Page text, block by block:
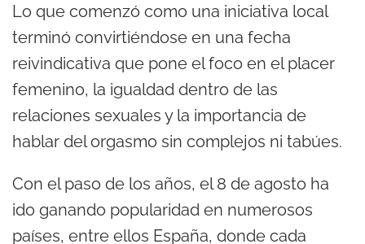
Lo que comenzó como una iniciativa local
terminó convirtiéndose en una fecha
reivindicativa que pone el foco en el placer
femenino, la igualdad dentro de las
relaciones sexuales y la importancia de
hablar del orgasmo sin complejos ni tabúes.
Con el paso de los años, el 8 de agosto ha
ido ganando popularidad en numerosos
países, entre ellos España, donde cada